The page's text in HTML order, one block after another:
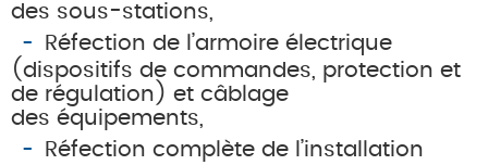
des sous-stations,
Réfection de l’armoire électrique
(dispositifs de commandes, protection et
de régulation) et câblage
des équipements,
Réfection complète de l’installation